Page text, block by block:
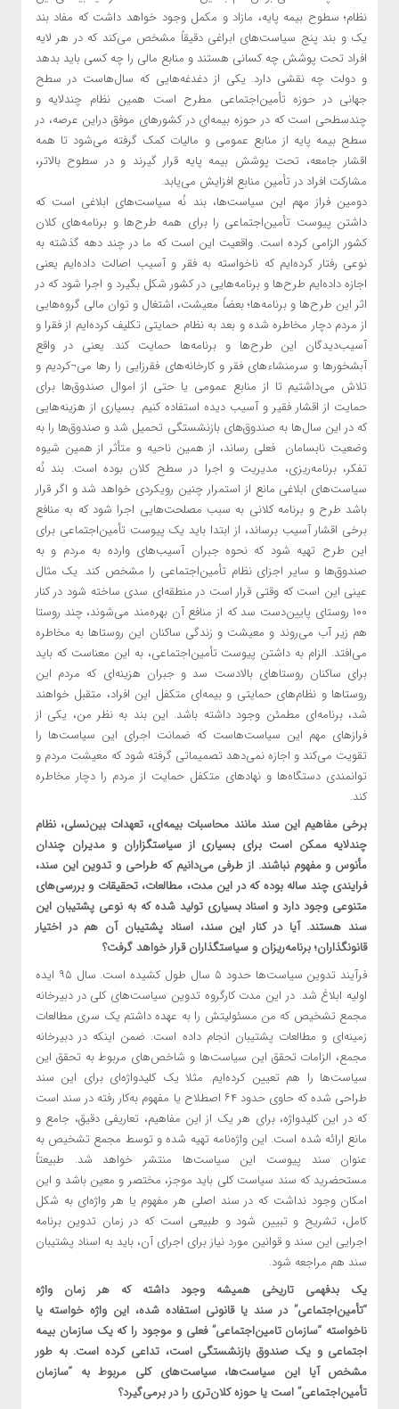
نظام؛ سطوح بیمه پایه، مازاد و مکمل وجود خواهد داشت که مفاد بند
یک و بند پنج سیاست‌های ابراغی دقیقاً مشخص می‌کند که در هر لایه
افراد تحت پوشش چه کسانی هستند و منابع مالی را چه کسی باید بدهد
و دولت چه نقشی دارد. یکی از دغدغه‌هایی که سال‌هاست در سطح
جهانی در حوزه تأمین‌اجتماعی مطرح است همین نظام چندلایه و
چندسطحی است که در حوزه بیمه‌ای در کشورهای موفق دراین عرصه، در
سطح بیمه پایه از منابع عمومی و مالیات کمک گرفته می‌شود تا همه
اقشار جامعه، تحت پوشش بیمه پایه قرار گیرند و در سطوح بالاتر،
مشارکت افراد در تأمین منابع افزایش می‌یابد.
دومین فراز مهم این سیاست‌ها، بند نُه سیاست‌های ابلاغی است که
داشتن پیوست تأمین‌اجتماعی را برای همه طرح‌ها و برنامه‌های کلان
کشور الزامی کرده است. واقعیت این است که ما در چند دهه گذشته به
نوعی رفتار کرده‌ایم که ناخواسته به فقر و آسیب اصالت داده‌ایم یعنی
اجازه داده‌ایم طرح‌ها و برنامه‌هایی در کشور شکل بگیرد و اجرا شود که در
اثر این طرح‌ها و برنامه‌ها؛ بعضاً معیشت، اشتغال و توان مالی گروه‌هایی
از مردم دچار مخاطره شده و بعد به نظام حمایتی تکلیف کرده‌ایم از فقرا و
آسیب‌دیدگان این طرح‌ها و برنامه‌ها حمایت کند. یعنی در واقع
آبشخورها و سرمنشاءهای فقر و کارخانه‌های فقرزایی را رها می¬کردیم و
تلاش می‌داشتیم تا از منابع عمومی یا حتی از اموال صندوق‌ها برای
حمایت از اقشار فقیر و آسیب دیده استفاده کنیم. بسیاری از هزینه‌هایی
که در این سال‌ها به صندوق‌های بازنشستگی تحمیل شد و صندوق‌ها را به
وضعیت نابسامان فعلی رساند، از همین ناحیه و متأثر از همین شیوه
تفکر، برنامه‌ریزی، مدیریت و اجرا در سطح کلان بوده است. بند نُه
سیاست‌های ابلاغی مانع از استمرار چنین رویکردی خواهد شد و اگر قرار
باشد طرح و برنامه کلانی به سبب مصلحت‌هایی اجرا شود که به منافع
برخی اقشار آسیب برساند، از ابتدا باید یک پیوست تأمین‌اجتماعی برای
این طرح تهیه شود که نحوه جبران آسیب‌های وارده به مردم و به
صندوق‌ها و سایر اجزای نظام تأمین‌اجتماعی را مشخص کند. یک مثال
عینی این است که وقتی قرار است در منطقه‌ای سدی ساخته شود در کنار
۱۰۰ روستای پایین‌دست سد که از منافع آن بهره‌مند می‌شوند، چند روستا
هم زیر آب می‌روند و معیشت و زندگی ساکنان این روستاها به مخاطره
می‌افتد. الزام به داشتن پیوست تأمین‌اجتماعی، به این معناست که باید
برای ساکنان روستاهای بالادست سد و جبران هزینه‌ای که مردم این
روستاها و نظام‌های حمایتی و بیمه‌ای متکفل این افراد، متقبل خواهند
شد، برنامه‌ای مطمئن وجود داشته باشد. این بند به نظر من، یکی از
فرازهای مهم این سیاست‌هاست که ضمانت اجرای این سیاست‌ها را
تقویت می‌کند و اجازه نمی‌دهد تصمیماتی گرفته شود که معیشت مردم و
توانمندی دستگاه‌ها و نهادهای متکفل حمایت از مردم را دچار مخاطره
کند.
برخی مفاهیم این سند مانند محاسبات بیمه‌ای، تعهدات بین‌نسلی، نظام
چندلایه ممکن است برای بسیاری از سیاستگزاران و مدیران چندان
مأنوس و مفهوم نباشند. از طرفی می‌دانیم که طراحی و تدوین این سند،
فرایندی چند ساله بوده که در این مدت، مطالعات، تحقیقات و بررسی‌های
متنوعی وجود دارد و اسناد بسیاری تولید شده که به نوعی پشتیبان این
سند هستند. آیا در کنار این سند، اسناد پشتیبان آن هم در اختیار
قانونگذاران؛ برنامه‌ریزان و سیاستگذاران قرار خواهد گرفت؟
فرآیند تدوین سیاست‌ها حدود ۵ سال طول کشیده است. سال ۹۵ ایده
اولیه ابلاغ شد. در این مدت کارگروه تدوین سیاست‌های کلی در دبیرخانه
مجمع تشخیص که من مسئولیتش را به عهده داشتم یک سری مطالعات
زمینه‌ای و مطالعات پشتیبان انجام داده است. ضمن اینکه در دبیرخانه
مجمع، الزامات تحقق این سیاست‌ها و شاخص‌های مربوط به تحقق این
سیاست‌ها را هم تعیین کرده‌ایم. مثلا یک کلیدواژه‌ای برای این سند
طراحی شده که حاوی حدود ۶۴ اصطلاح یا مفهوم به‌کار رفته در سند است
که در این کلیدواژه، برای هر یک از این مفاهیم، تعاریفی دقیق، جامع و
مانع ارائه شده است. این واژه‌نامه تهیه شده و توسط مجمع تشخیص به
عنوان سند پیوست این سیاست‌ها منتشر خواهد شد. طبیعتاً
مستحضرید که سند سیاست کلی باید موجز، مختصر و معین باشد و این
امکان وجود نداشت که در سند اصلی هر مفهوم یا هر واژه‌ای به شکل
کامل، تشریح و تبیین شود و طبیعی است که در زمان تدوین برنامه
اجرایی این سند و قوانین مورد نیاز برای اجرای آن، باید به اسناد پشتیبان
سند هم مراجعه شود.
یک بدفهمی تاریخی همیشه وجود داشته که هر زمان واژه
“تأمین‌اجتماعی” در سند یا قانونی استفاده شده، این واژه خواسته یا
ناخواسته “سازمان تامین‌اجتماعی” فعلی و موجود را که یک سازمان بیمه
اجتماعی و یک صندوق بازنشستگی است، تداعی کرده است. به طور
مشخص آیا این سیاست‌ها، سیاست‌های کلی مربوط به “سازمان
تأمین‌اجتماعی” است یا حوزه کلان‌تری را در برمی‌گیرد؟